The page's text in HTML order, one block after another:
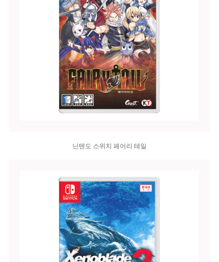
닌텐도 스위치 페어리 테일